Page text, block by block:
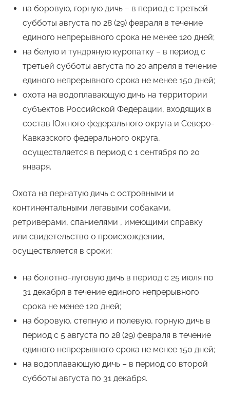
на боровую, горную дичь – в период с третьей
субботы августа по 28 (29) февраля в течение
единого непрерывного срока не менее 120 дней;
на белую и тундряную куропатку – в период с
третьей субботы августа по 20 апреля в течение
единого непрерывного срока не менее 150 дней;
охота на водоплавающую дичь на территории
субъектов Российской Федерации, входящих в
состав Южного федерального округа и Северо-
Кавказского федерального округа,
осуществляется в период с 1 сентября по 20
января.
Охота на пернатую дичь с островными и
континентальными легавыми собаками,
ретриверами, спаниелями , имеющими справку
или свидетельство о происхождении,
осуществляется в сроки:
на болотно-луговую дичь в период с 25 июля по
31 декабря в течение единого непрерывного
срока не менее 120 дней;
на боровую, степную и полевую, горную дичь в
период с 5 августа по 28 (29) февраля в течение
единого непрерывного срока не менее 150 дней;
на водоплавающую дичь – в период со второй
субботы августа по 31 декабря.